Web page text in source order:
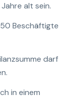
alt sein.
Beschäftigte
darf
in einem